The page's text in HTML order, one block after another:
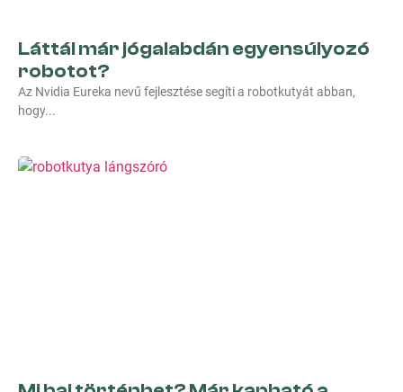
Láttál már jógalabdán egyensúlyozó
robotot?
Az Nvidia Eureka nevű fejlesztése segíti a robotkutyát abban,
hogy